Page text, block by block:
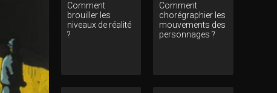
Comment
brouiller les
niveaux de réalité
?
Comment
chorégraphier les
mouvements des
personnages ?